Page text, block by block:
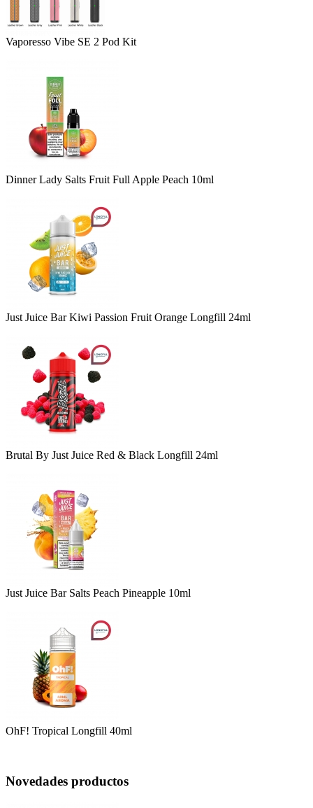
Vaporesso Vibe SE 2 Pod Kit
Dinner Lady Salts Fruit Full Apple Peach 10ml
Just Juice Bar Kiwi Passion Fruit Orange Longfill 24ml
Brutal By Just Juice Red & Black Longfill 24ml
Just Juice Bar Salts Peach Pineapple 10ml
OhF! Tropical Longfill 40ml
Novedades productos